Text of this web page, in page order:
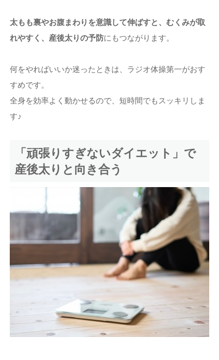
太もも裏やお腹まわりを意識して伸ばすと、むくみが取
れやすく、産後太りの予防にもつながります。
何をやればいいか迷ったときは、ラジオ体操第一がおす
すめです。
全身を効率よく動かせるので、短時間でもスッキリしま
す♪
「頑張りすぎないダイエット」で
産後太りと向き合う